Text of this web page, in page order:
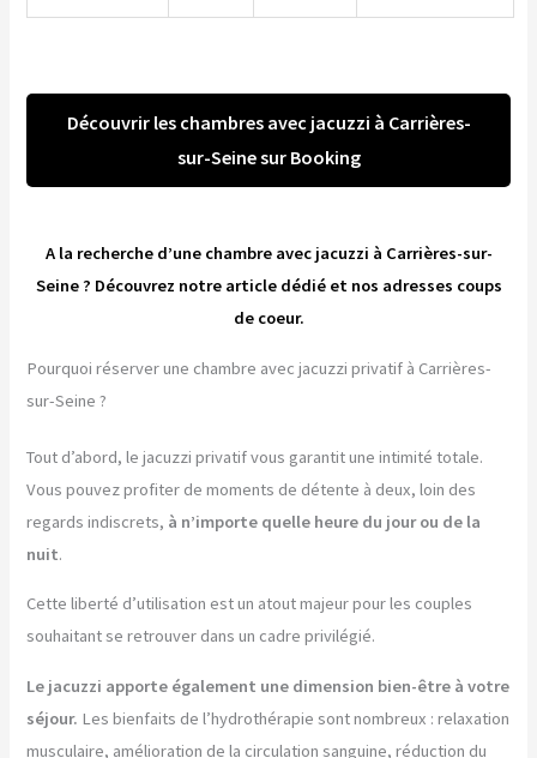
Découvrir les chambres avec jacuzzi à Carrières-
sur-Seine sur Booking
A la recherche d’une chambre avec jacuzzi à Carrières-sur-
Seine ? Découvrez notre article dédié et nos adresses coups
de coeur.
Pourquoi réserver une chambre avec jacuzzi privatif à Carrières-
sur-Seine ?
Tout d’abord, le jacuzzi privatif vous garantit une intimité totale.
Vous pouvez profiter de moments de détente à deux, loin des
regards indiscrets, à n’importe quelle heure du jour ou de la
nuit.
Cette liberté d’utilisation est un atout majeur pour les couples
souhaitant se retrouver dans un cadre privilégié.
Le jacuzzi apporte également une dimension bien-être à votre
séjour. Les bienfaits de l’hydrothérapie sont nombreux : relaxation
musculaire, amélioration de la circulation sanguine, réduction du